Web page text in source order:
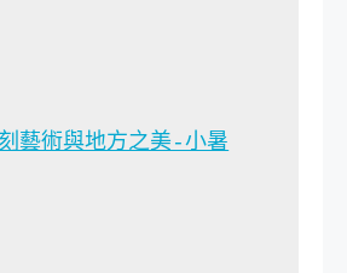
藝術與地方之美-小暑